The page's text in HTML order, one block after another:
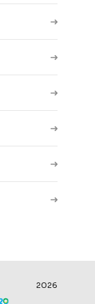
2026